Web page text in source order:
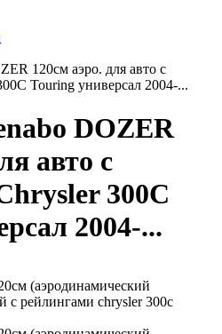
120см аэро. для авто с
Touring универсал 2004-...
DOZER
авто с
300C
2004-...